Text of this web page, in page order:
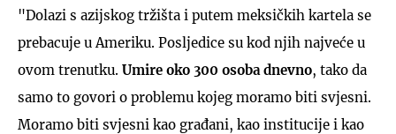
"Dolazi s azijskog tržišta i putem meksičkih kartela se
prebacuje u Ameriku. Posljedice su kod njih najveće u
ovom trenutku. Umire oko 300 osoba dnevno, tako da
samo to govori o problemu kojeg moramo biti svjesni.
Moramo biti svjesni kao građani, kao institucije i kao